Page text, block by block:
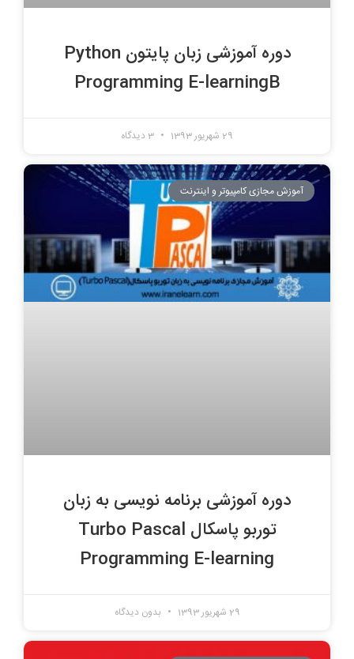
دوره آموزشی زبان پایتون Python
Programming E-learningB
29 شهریور 1393
آموزش مجازی کامپیوتر و اینترنت
دوره آموزشی برنامه نویسی به زبان
توربو پاسکال Turbo Pascal
Programming E-learning
29 شهریور 1393 بدون دیدگاه